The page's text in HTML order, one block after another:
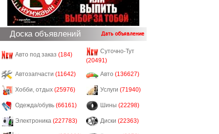
Доска объявлений Дать объявление
Авто под заказ (184)
Суточно-Тут
(20491)
Автозапчасти (11642) Авто (136627)
Хобби, отдых (25976) Услуги (71940)
Одежда/обувь (66161) Шины (22298)
Электроника (227783) Диски (22363)